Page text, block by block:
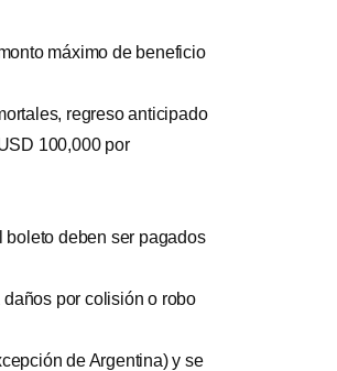
máximo de beneficio
regreso anticipado
100,000 por
boleto deben ser pagados
por colisión o robo
de Argentina) y se